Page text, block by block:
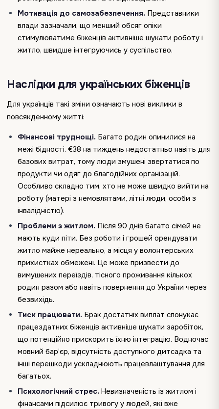
Мотивація до самозабезпечення. Представники
влади зазначали, що менший обсяг опіки
стимулюватиме біженців активніше шукати роботу і
житло, швидше інтегруючись у суспільство.
Наслідки для українських біженців
Для українців такі зміни означають нові виклики в
повсякденному житті:
Фінансові труднощі. Багато родин опинилися на
межі бідності. €38 на тиждень недостатньо навіть для
базових витрат, тому люди змушені звертатися по
продукти чи одяг до благодійних організацій.
Особливо складно тим, хто не може швидко вийти на
роботу (матері з немовлятами, літні люди, особи з
інвалідністю).
Проблеми з житлом. Після 90 днів багато сімей не
мають куди піти. Без роботи і грошей орендувати
житло майже нереально, а місця у волонтерських
прихистках обмежені. Це може призвести до
вимушених переїздів, тісного проживання кількох
родин разом або навіть повернення до України через
безвихідь.
Тиск працювати. Брак достатніх виплат спонукає
працездатних біженців активніше шукати заробіток,
що потенційно прискорить їхню інтеграцію. Водночас
мовний бар’єр, відсутність доступного дитсадка та
інші перешкоди ускладнюють працевлаштування для
багатьох.
Психологічний стрес. Невизначеність із житлом і
фінансами підсилює тривогу у людей, які вже